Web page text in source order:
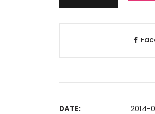
DATE:
2014-